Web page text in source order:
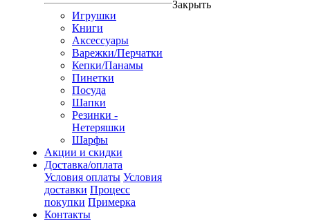
Игрушки
Книги
Аксессуары
Варежки/Перчатки
Кепки/Панамы
Пинетки
Посуда
Шапки
Резинки -
Нетеряшки
Шарфы
Акции и скидки
Доставка/оплата
Условия оплаты Условия
доставки Процесс
покупки Примерка
Контакты
Закрыть